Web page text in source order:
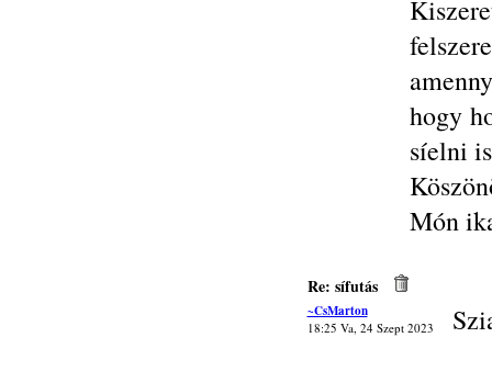
hogy
síelni
Món
Re: sífutás
~CsMarton
18:25 Va, 24 Szept 2023